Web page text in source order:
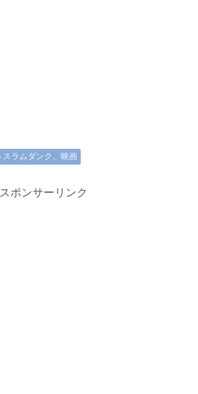
スラムダンク、映画
スポンサーリンク